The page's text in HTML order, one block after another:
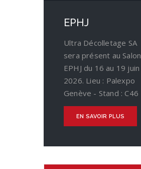
EPHJ
Ultra Décolletage SA
sera présent au Salon
EPHJ du 16 au 19 juin
2026. Lieu : Palexpo
Genève - Stand : C46
EN SAVOIR PLUS